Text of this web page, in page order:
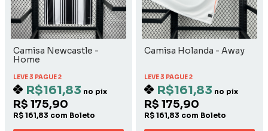
Camisa Newcastle -
Home
LEVE 3 PAGUE 2
R$161,83 no pix
R$ 175,90
R$ 161,83 com Boleto
Camisa Holanda - Away
LEVE 3 PAGUE 2
R$161,83 no pix
R$ 175,90
R$ 161,83 com Boleto